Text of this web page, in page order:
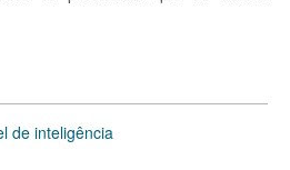
de inteligência